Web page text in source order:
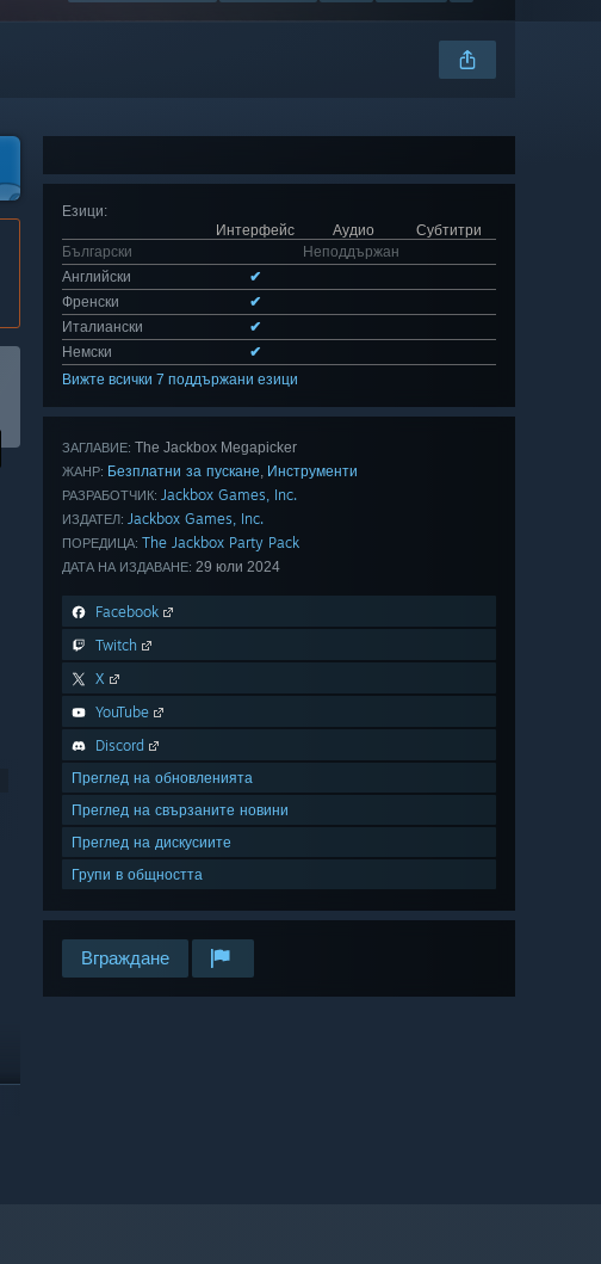
Езици:
Интерфейс
Аудио
Субтитри
Български
Неподдържан
Английски
✔
Френски
✔
Италиански
✔
Немски
✔
Вижте всички 7 поддържани езици
ЗАГЛАВИЕ: The Jackbox Megapicker
ЖАНР: Безплатни за пускане, Инструменти
РАЗРАБОТЧИК: Jackbox Games, Inc.
ИЗДАТЕЛ: Jackbox Games, Inc.
ПОРЕДИЦА: The Jackbox Party Pack
ДАТА НА ИЗДАВАНЕ: 29 юли 2024
Facebook
Twitch
X
YouTube
Discord
Преглед на обновленията
Преглед на свързаните новини
Преглед на дискусиите
Групи в общността
Вграждане